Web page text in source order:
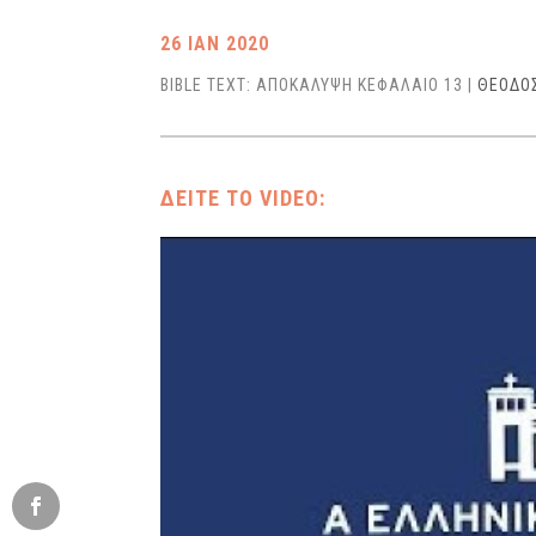
26 ΙΑΝ 2020
BIBLE TEXT: ΑΠΟΚΑΛΥΨΗ ΚΕΦΑΛΑΙΟ 13 |